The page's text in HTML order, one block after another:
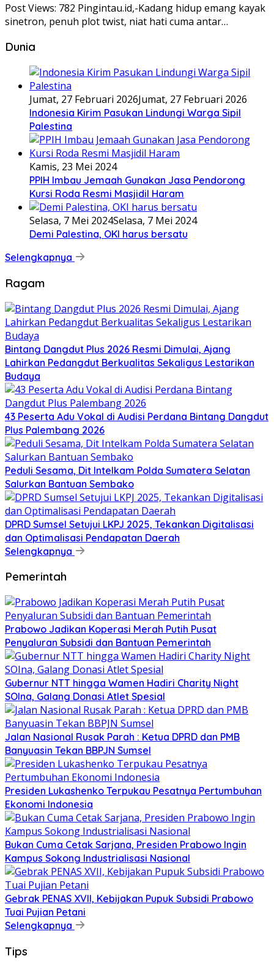
Post Views: 782 Pingintau.id,-Kadang hidup emang kayak
sinetron, penuh plot twist, niat hati cuma antar…
Dunia
Jumat, 27 Februari 2026Jumat, 27 Februari 2026
Indonesia Kirim Pasukan Lindungi Warga Sipil
Palestina
Kamis, 23 Mei 2024
PPIH Imbau Jemaah Gunakan Jasa Pendorong
Kursi Roda Resmi Masjidil Haram
Selasa, 7 Mei 2024Selasa, 7 Mei 2024
Demi Palestina, OKI harus bersatu
Selengkapnya
Ragam
Bintang Dangdut Plus 2026 Resmi Dimulai, Ajang
Lahirkan Pedangdut Berkualitas Sekaligus Lestarikan
Budaya
43 Peserta Adu Vokal di Audisi Perdana Bintang Dangdut
Plus Palembang 2026
Peduli Sesama, Dit Intelkam Polda Sumatera Selatan
Salurkan Bantuan Sembako
DPRD Sumsel Setujui LKPJ 2025, Tekankan Digitalisasi
dan Optimalisasi Pendapatan Daerah
Selengkapnya
Pemerintah
Prabowo Jadikan Koperasi Merah Putih Pusat
Penyaluran Subsidi dan Bantuan Pemerintah
Gubernur NTT hingga Wamen Hadiri Charity Night
SOIna, Galang Donasi Atlet Spesial
Jalan Nasional Rusak Parah : Ketua DPRD dan PMB
Banyuasin Tekan BBPJN Sumsel
Presiden Lukashenko Terpukau Pesatnya Pertumbuhan
Ekonomi Indonesia
Bukan Cuma Cetak Sarjana, Presiden Prabowo Ingin
Kampus Sokong Industrialisasi Nasional
Gebrak PENAS XVII, Kebijakan Pupuk Subsidi Prabowo
Tuai Pujian Petani
Selengkapnya
Tips